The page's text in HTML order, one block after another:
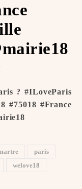
#75018 #France
paris
welove18